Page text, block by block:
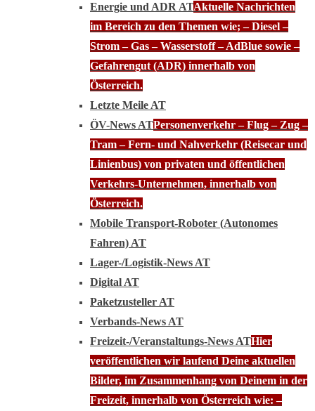
Energie und ADR ATAktuelle Nachrichten
im Bereich zu den Themen wie; – Diesel –
Strom – Gas – Wasserstoff – AdBlue sowie –
Gefahrengut (ADR) innerhalb von
Österreich.
Letzte Meile AT
ÖV-News ATPersonenverkehr – Flug – Zug –
Tram – Fern- und Nahverkehr (Reisecar und
Linienbus) von privaten und öffentlichen
Verkehrs-Unternehmen, innerhalb von
Österreich.
Mobile Transport-Roboter (Autonomes
Fahren) AT
Lager-/Logistik-News AT
Digital AT
Paketzusteller AT
Verbands-News AT
Freizeit-/Veranstaltungs-News ATHier
veröffentlichen wir laufend Deine aktuellen
Bilder, im Zusammenhang von Deinem in der
Freizeit, innerhalb von Österreich wie: –